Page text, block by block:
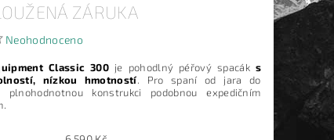
ZÁRUKA
Neohodnoceno
Classic 300 je pohodlný péřový spacák s
nízkou hmotností. Pro spaní od jara do
plnohodnotnou konstrukci podobnou expedičním